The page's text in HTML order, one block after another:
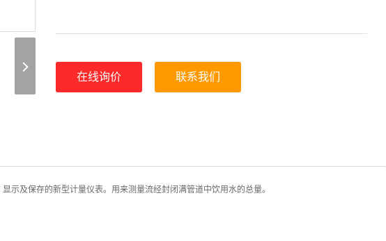
在线询价 联系我们
示及保存的新型计量仪表。用来测量流经封闭满管道中饮用水的总量。